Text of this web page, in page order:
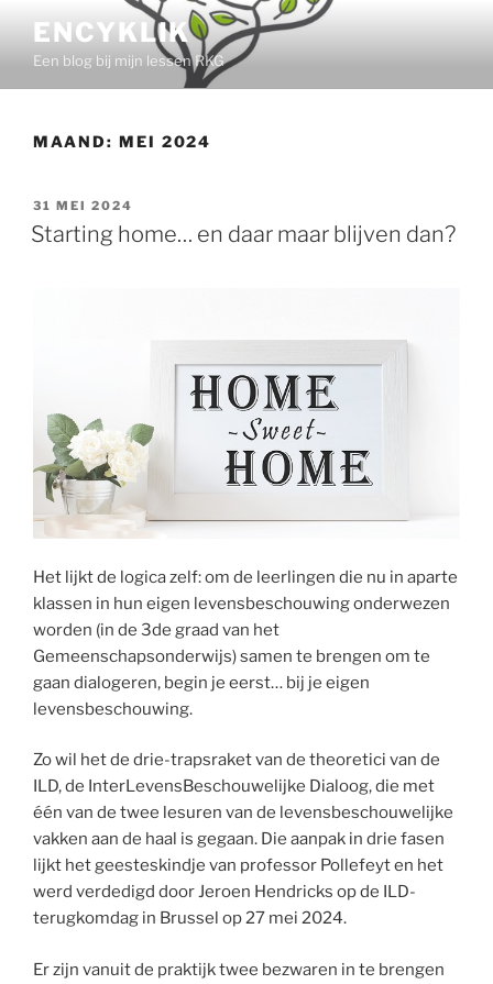
inhoud
ENCYKLIK
Een blog bij mijn lessen RKG
MAAND: MEI 2024
GEPLAATST
OP
31 MEI 2024
Starting home… en daar maar blijven dan?
Het lijkt de logica zelf: om de leerlingen die nu in aparte
klassen in hun eigen levensbeschouwing onderwezen
worden (in de 3de graad van het
Gemeenschapsonderwijs) samen te brengen om te
gaan dialogeren, begin je eerst… bij je eigen
levensbeschouwing.
Zo wil het de drie-trapsraket van de theoretici van de
ILD, de InterLevensBeschouwelijke Dialoog, die met
één van de twee lesuren van de levensbeschouwelijke
vakken aan de haal is gegaan. Die aanpak in drie fasen
lijkt het geesteskindje van professor Pollefeyt en het
werd verdedigd door Jeroen Hendricks op de ILD-
terugkomdag in Brussel op 27 mei 2024.
Er zijn vanuit de praktijk twee bezwaren in te brengen